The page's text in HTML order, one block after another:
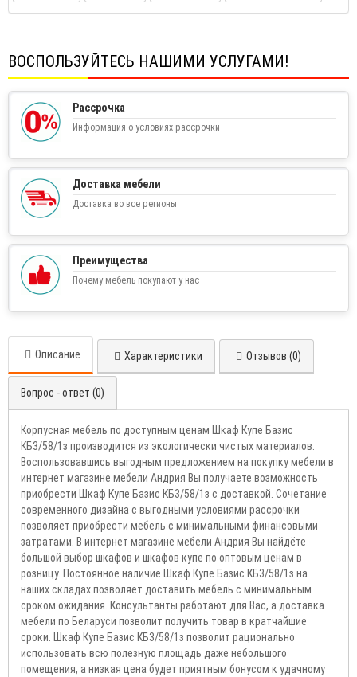
ВОСПОЛЬЗУЙТЕСЬ НАШИМИ УСЛУГАМИ!
Рассрочка
Информация о условиях рассрочки
Доставка мебели
Доставка во все регионы
Преимущества
Почему мебель покупают у нас
Описание Характеристики Отзывов (0)
Вопрос - ответ (0)
Корпусная мебель по доступным ценам Шкаф Купе Базис
КБ3/58/1з производится из экологически чистых материалов.
Воспользовавшись выгодным предложением на покупку мебели в
интернет магазине мебели Андрия Вы получаете возможность
приобрести Шкаф Купе Базис КБ3/58/1з с доставкой. Сочетание
современного дизайна с выгодными условиями рассрочки
позволяет приобрести мебель с минимальными финансовыми
затратами. В интернет магазине мебели Андрия Вы найдёте
большой выбор шкафов и шкафов купе по оптовым ценам в
розницу. Постоянное наличие Шкаф Купе Базис КБ3/58/1з на
наших складах позволяет доставить мебель с минимальным
сроком ожидания. Консультанты работают для Вас, а доставка
мебели по Беларуси позволит получить товар в кратчайшие
сроки. Шкаф Купе Базис КБ3/58/1з позволит рационально
использовать всю полезную площадь даже небольшого
помещения, а низкая цена будет приятным бонусом к удачному